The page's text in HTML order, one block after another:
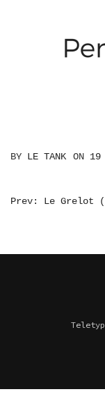
BY LE TANK ON 19
Prev: Le Grelot